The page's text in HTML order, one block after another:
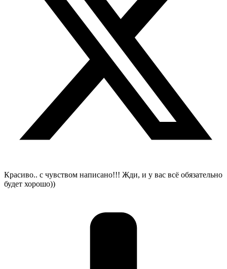
Красиво.. с чувством написано!!! Жди, и у вас всё обязательно
будет хорошо))